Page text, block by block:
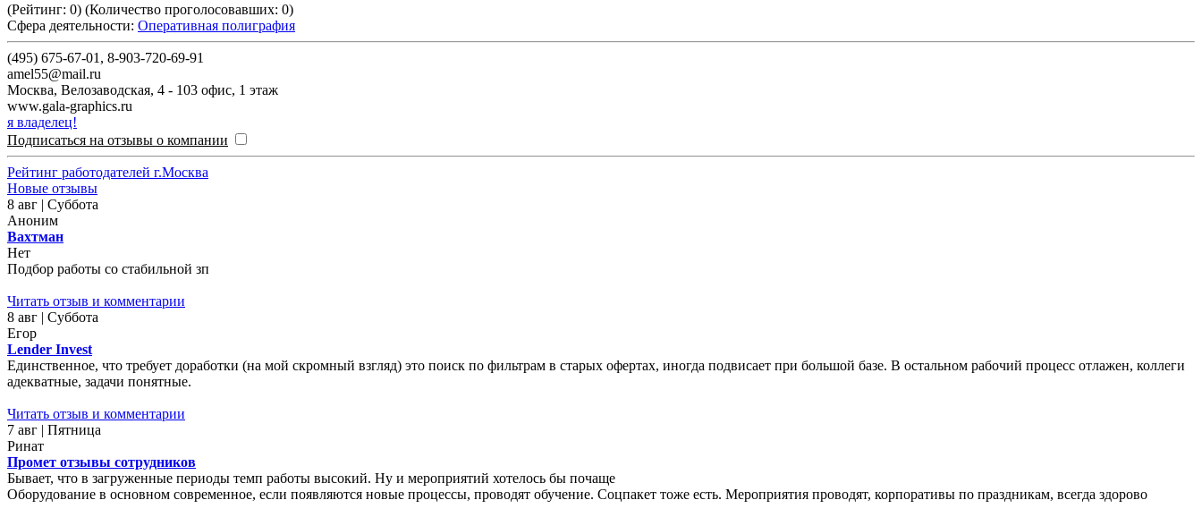
(Рейтинг: 0) (Количество проголосовавших: 0)
Сфера деятельности: Оперативная полиграфия
(495) 675-67-01, 8-903-720-69-91
amel55@mail.ru
Москва, Велозаводская, 4 - 103 офис, 1 этаж
www.gala-graphics.ru
я владелец!
Подписаться на отзывы о компании
Рейтинг работодателей г.Москва
Новые отзывы
8 авг | Суббота
Аноним
Вахтман
Нет
Подбор работы со стабильной зп
Читать отзыв и комментарии
8 авг | Суббота
Егор
Lender Invest
Единственное, что требует доработки (на мой скромный взгляд) это поиск по фильтрам в старых офертах, иногда подвисает при большой базе. В остальном рабочий процесс отлажен, коллеги
адекватные, задачи понятные.
Читать отзыв и комментарии
7 авг | Пятница
Ринат
Промет отзывы сотрудников
Бывает, что в загруженные периоды темп работы высокий. Ну и мероприятий хотелось бы почаще
Оборудование в основном современное, если появляются новые процессы, проводят обучение. Соцпакет тоже есть. Мероприятия проводят, корпоративы по праздникам, всегда здорово